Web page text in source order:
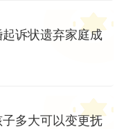
诉状遗弃家庭成
多大可以变更抚